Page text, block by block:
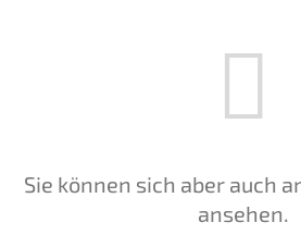
Sie können sich aber auch
ansehen.